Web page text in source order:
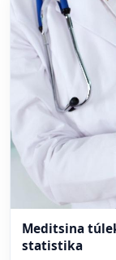
Meditsina
statistika